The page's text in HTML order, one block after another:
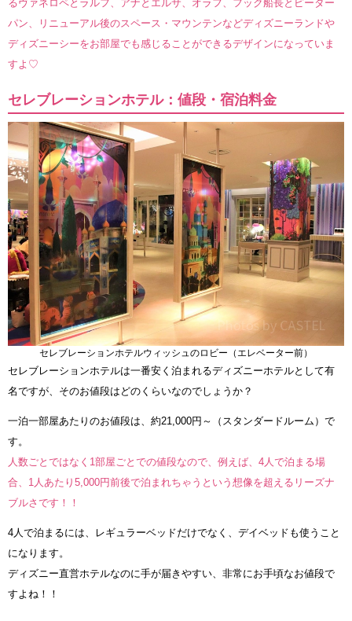
るヴァネロペとラルフ、アナとエルサ、オラフ、フック船長とピーター
パン、リニューアル後のスペース・マウンテンなどディズニーランドや
ディズニーシーをお部屋でも感じることができるデザインになっていま
すよ♡
セレブレーションホテル：値段・宿泊料金
セレブレーションホテルウィッシュのロビー（エレベーター前）
セレブレーションホテルは一番安く泊まれるディズニーホテルとして有
名ですが、そのお値段はどのくらいなのでしょうか？
一泊一部屋あたりのお値段は、約21,000円～（スタンダードルーム）で
す。
人数ごとではなく1部屋ごとでの値段なので、例えば、4人で泊まる場
合、1人あたり5,000円前後で泊まれちゃうという想像を超えるリーズナ
ブルさです！！
4人で泊まるには、レギュラーベッドだけでなく、デイベッドも使うこと
になります。
ディズニー直営ホテルなのに手が届きやすい、非常にお手頃なお値段で
すよね！！